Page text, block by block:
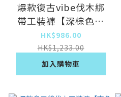
爆款復古vibe伐木綁
帶工裝褲【深棕色S-
XL碼，下單後與客服
確認發貨尺碼】
HK$986.00
HK$1,233.00
加入購物車